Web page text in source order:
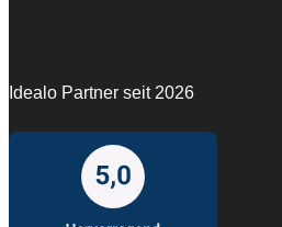
Idealo Partner seit 2026